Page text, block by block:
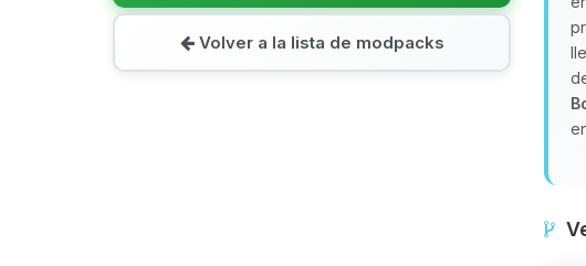
Volver a la lista de modpacks